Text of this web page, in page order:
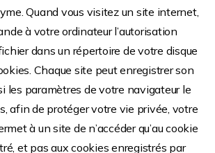
Quand vous visitez un site internet,
à votre ordinateur l’autorisation
dans un répertoire de votre disque
Chaque site peut enregistrer son
les paramètres de votre navigateur le
afin de protéger votre vie privée, votre
à un site de n’accéder qu’au cookie
et pas aux cookies enregistrés par